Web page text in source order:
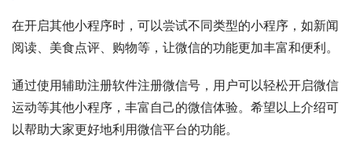
在开启其他小程序时，可以尝试不同类型的小程序，如新闻
阅读、美食点评、购物等，让微信的功能更加丰富和便利。
通过使用辅助注册软件注册微信号，用户可以轻松开启微信
运动等其他小程序，丰富自己的微信体验。希望以上介绍可
以帮助大家更好地利用微信平台的功能。